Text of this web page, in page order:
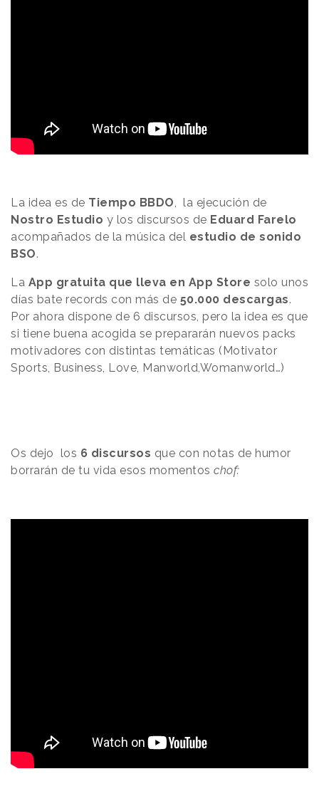
La idea es de Tiempo BBDO, la ejecución de
Nostro Estudio y los discursos de Eduard Farelo
acompañados de la música del estudio de sonido
BSO.
La App gratuita que lleva en App Store solo unos
días bate records con más de 50.000 descargas.
Por ahora dispone de 6 discursos, pero la idea es que
si tiene buena acogida se prepararán nuevos packs
motivadores con distintas temáticas (Motivator
Sports, Business, Love, Manworld,Womanworld…)
Os dejo los 6 discursos que con notas de humor
borrarán de tu vida esos momentos chof: